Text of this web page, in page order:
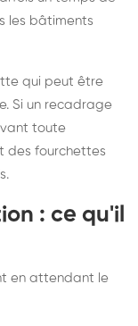
les bâtiments
qui peut être
Si un recadrage
toute
des fourchettes
.
: ce qu'il
en attendant le